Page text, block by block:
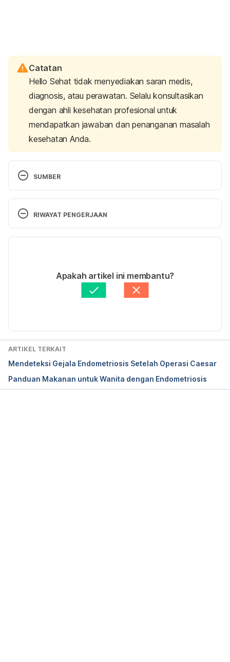
Catatan
Hello Sehat tidak menyediakan saran medis,
diagnosis, atau perawatan. Selalu konsultasikan
dengan ahli kesehatan profesional untuk
mendapatkan jawaban dan penanganan masalah
kesehatan Anda.
SUMBER
Symptoms of Endometriosis Cysts
https://www.livestrong.com/article/170582-
symptoms-of-endometriosis-cysts/
https://www.medicinenet.com/script/main/art.asp?
articlekey=89206 diakses 28 Maret 2018.
chocolate-cysts diakses 28 Maret 2018.
RIWAYAT PENGERJAAN
Ditulis oleh Andisa Shabrina
Ditinjau secara medis oleh
dr. Damar Upahita
Diperbarui oleh: Irene Anindyaputri
Apakah artikel ini membantu?
ARTIKEL TERKAIT
Mendeteksi Gejala Endometriosis Setelah Operasi Caesar
Panduan Makanan untuk Wanita dengan Endometriosis